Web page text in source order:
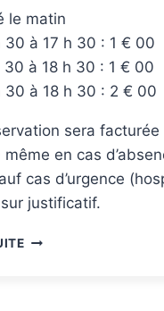
le matin
30 à 17 h 30 : 1 € 00
30 à 18 h 30 : 1 € 00
30 à 18 h 30 : 2 € 00
sera
même en cas
cas d’urgence
justificatif.